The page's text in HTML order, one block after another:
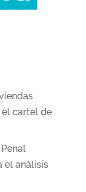
cartel de
el análisis